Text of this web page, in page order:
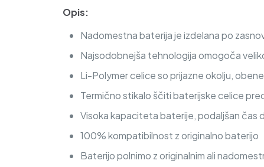
Opis:
Nadomestna baterija je izdelana po
Najsodobnejša tehnologija omogoča
Li-Polymer celice so prijazne okolju,
Termično stikalo ščiti baterijske celice
Visoka kapaciteta baterije, podaljšan čas
100% kompatibilnost z originalno baterijo
Baterijo polnimo z originalnim ali